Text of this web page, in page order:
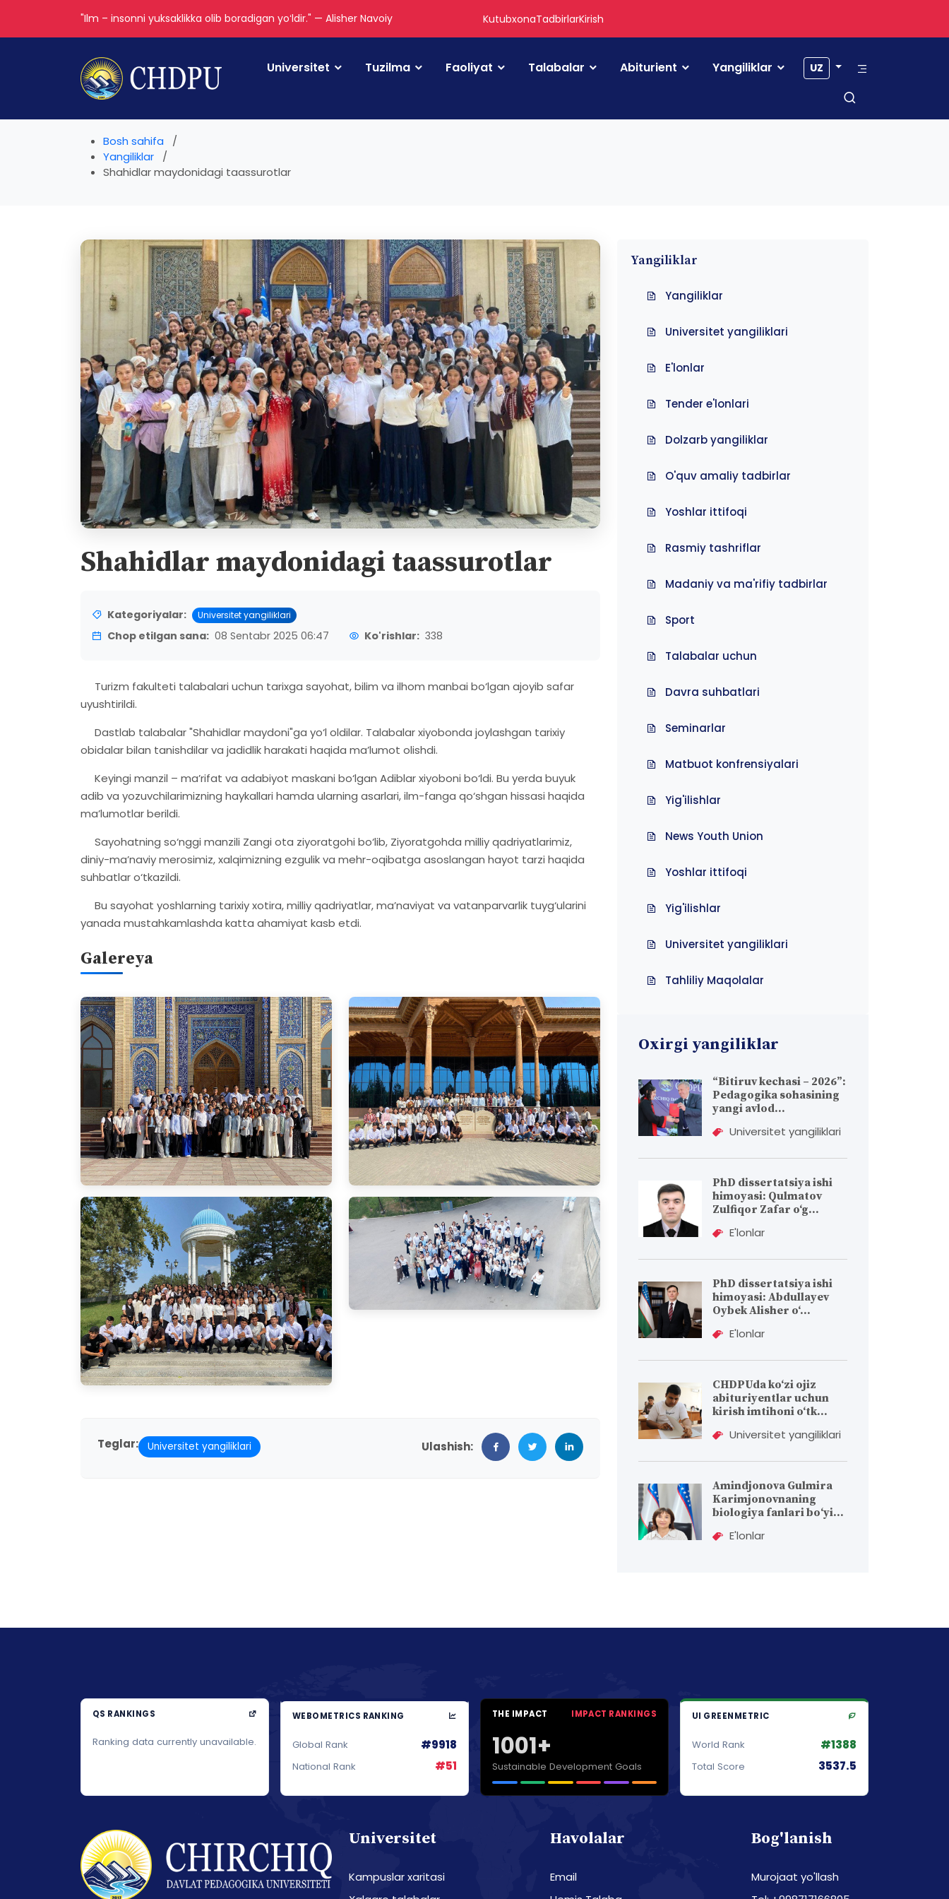
"Ilm – insonni yuksaklikka olib boradigan yoʻldir." — Alisher Navoiy KutubxonaTadbirlarKirish
Universitet Tuzilma Faoliyat Talabalar Abiturient Yangiliklar UZ
Bosh sahifa
Yangiliklar
Shahidlar maydonidagi taassurotlar
Shahidlar maydonidagi taassurotlar
Kategoriyalar: Universitet yangiliklari
Chop etilgan sana: 08 Sentabr 2025 06:47 Ko'rishlar: 338
Turizm fakulteti talabalari uchun tarixga sayohat, bilim va ilhom manbai bo‘lgan ajoyib safar
uyushtirildi.
Dastlab talabalar "Shahidlar maydoni"ga yo‘l oldilar. Talabalar xiyobonda joylashgan tarixiy
obidalar bilan tanishdilar va jadidlik harakati haqida ma’lumot olishdi.
Keyingi manzil – ma’rifat va adabiyot maskani bo‘lgan Adiblar xiyoboni bo‘ldi. Bu yerda buyuk
adib va yozuvchilarimizning haykallari hamda ularning asarlari, ilm-fanga qo‘shgan hissasi haqida
ma’lumotlar berildi.
Sayohatning so‘nggi manzili Zangi ota ziyoratgohi bo‘lib, Ziyoratgohda milliy qadriyatlarimiz,
diniy-ma’naviy merosimiz, xalqimizning ezgulik va mehr-oqibatga asoslangan hayot tarzi haqida
suhbatlar o‘tkazildi.
Bu sayohat yoshlarning tarixiy xotira, milliy qadriyatlar, ma’naviyat va vatanparvarlik tuyg‘ularini
yanada mustahkamlashda katta ahamiyat kasb etdi.
Galereya
Teglar: Universitet yangiliklari Ulashish:
Yangiliklar
Yangiliklar
Universitet yangiliklari
E'lonlar
Tender e'lonlari
Dolzarb yangiliklar
O'quv amaliy tadbirlar
Yoshlar ittifoqi
Rasmiy tashriflar
Madaniy va ma'rifiy tadbirlar
Sport
Talabalar uchun
Davra suhbatlari
Seminarlar
Matbuot konfrensiyalari
Yig'ilishlar
News Youth Union
Yoshlar ittifoqi
Yig'ilishlar
Universitet yangiliklari
Tahliliy Maqolalar
Oxirgi yangiliklar
“Bitiruv kechasi – 2026”:
Pedagogika sohasining
yangi avlod...
Universitet yangiliklari
PhD dissertatsiya ishi
himoyasi: Qulmatov
Zulfiqor Zafar o‘g...
E'lonlar
PhD dissertatsiya ishi
himoyasi: Abdullayev
Oybek Alisher o‘...
E'lonlar
CHDPUda ko‘zi ojiz
abituriyentlar uchun
kirish imtihoni o‘tk...
Universitet yangiliklari
Amindjonova Gulmira
Karimjonovnaning
biologiya fanlari bо‘yi...
E'lonlar
QS RANKINGS
Ranking data currently unavailable.
WEBOMETRICS RANKING
Global Rank #9918
National Rank #51
THE IMPACT IMPACT RANKINGS
1001+
Sustainable Development Goals
UI GREENMETRIC
World Rank #1388
Total Score 3537.5
Universitet
Kampuslar xaritasi
Havolalar
Email
Bog'lanish
Murojaat yo'llash